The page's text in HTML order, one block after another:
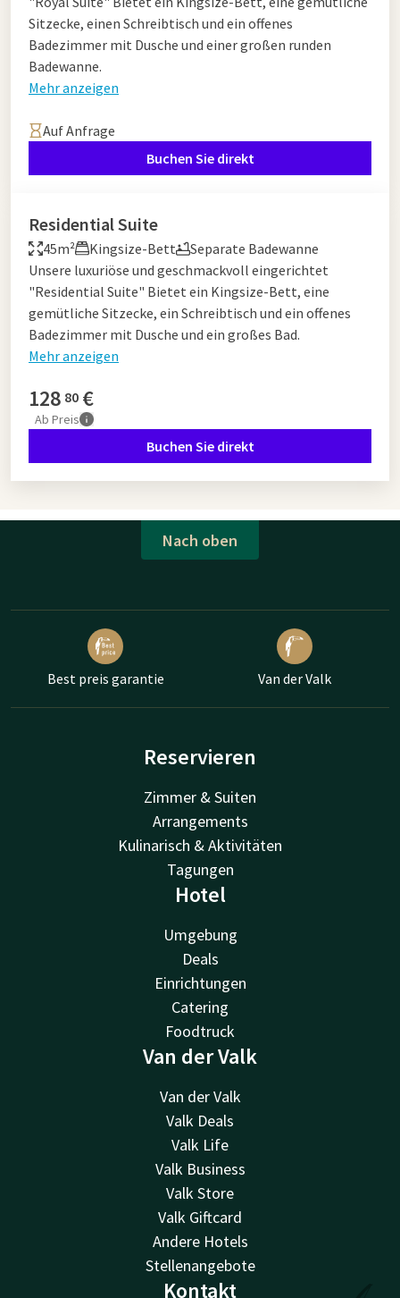
Sitzecke, einen Schreibtisch und ein offenes
Badezimmer mit Dusche und einer großen runden
Badewanne.
Mehr anzeigen
Auf Anfrage
Buchen Sie direkt
Residential Suite
45m² Kingsize-Bett
Separate Badewanne
Unsere luxuriöse und geschmackvoll eingerichtet
"Residential Suite" Bietet ein Kingsize-Bett, eine
gemütliche Sitzecke, ein Schreibtisch und ein offenes
Badezimmer mit Dusche und ein großes Bad.
Mehr anzeigen
128 80 €
Ab Preis
Buchen Sie direkt
Nach oben
Best preis garantie Van der Valk
Reservieren
Zimmer & Suiten
Arrangements
Kulinarisch & Aktivitäten
Tagungen
Hotel
Umgebung
Deals
Einrichtungen
Catering
Foodtruck
Van der Valk
Van der Valk
Valk Deals
Valk Life
Valk Business
Valk Store
Valk Giftcard
Andere Hotels
Stellenangebote
Kontakt